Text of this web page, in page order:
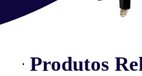
Produtos